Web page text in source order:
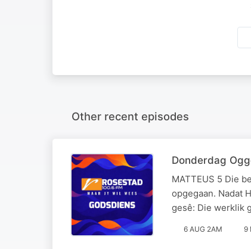
Other recent episodes
Donderdag
MATTEUS 5 Die
opgegaan. Nadat
gesê: Die werklik
6 AUG 2AM 9